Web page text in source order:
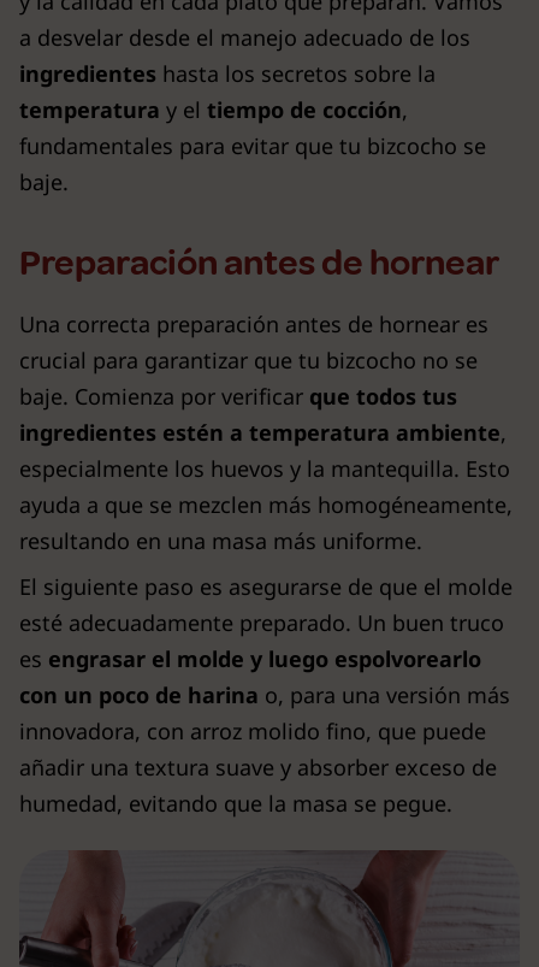
a desvelar desde el manejo adecuado de los
ingredientes hasta los secretos sobre la
temperatura y el tiempo de cocción,
fundamentales para evitar que tu bizcocho se
baje.
Preparación antes de hornear
Una correcta preparación antes de hornear es
crucial para garantizar que tu bizcocho no se
baje. Comienza por verificar que todos tus
ingredientes estén a temperatura ambiente,
especialmente los huevos y la mantequilla. Esto
ayuda a que se mezclen más homogéneamente,
resultando en una masa más uniforme.
El siguiente paso es asegurarse de que el molde
esté adecuadamente preparado. Un buen truco
es engrasar el molde y luego espolvorearlo
con un poco de harina o, para una versión más
innovadora, con arroz molido fino, que puede
añadir una textura suave y absorber exceso de
humedad, evitando que la masa se pegue.